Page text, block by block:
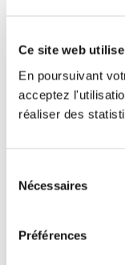
Ce site web
En poursuivant
acceptez
réaliser des
Nécessaires
Préférences